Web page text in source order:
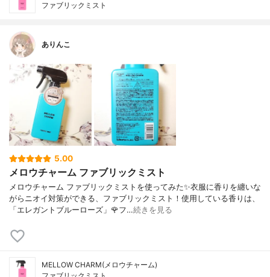
ファブリックミスト
ありんこ
5.00
メロウチャーム ファブリックミスト
メロウチャーム ファブリックミストを使ってみた✨衣服に香りを纏いな
がらニオイ対策ができる、ファブリックミスト！使用している香りは、
「エレガントブルーローズ」🌹フ…続きを見る
MELLOW CHARM(メロウチャーム)